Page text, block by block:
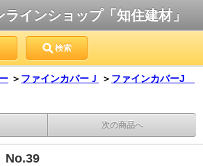
インショップ「知住建材」
検索
＞ ファインカバーＪ ＞ ファインカバーJ
次の商品へ
No.39